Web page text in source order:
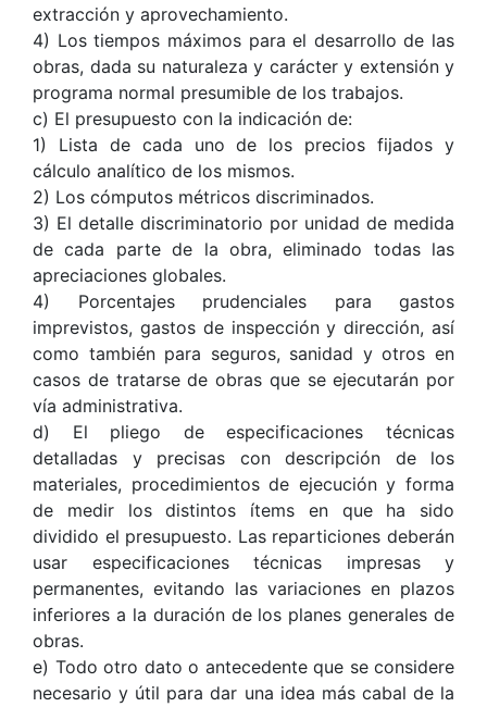
extracción y aprovechamiento.
4) Los tiempos máximos para el desarrollo de las
obras, dada su naturaleza y carácter y extensión y
programa normal presumible de los trabajos.
c) El presupuesto con la indicación de:
1) Lista de cada uno de los precios fijados y
cálculo analítico de los mismos.
2) Los cómputos métricos discriminados.
3) El detalle discriminatorio por unidad de medida
de cada parte de la obra, eliminado todas las
apreciaciones globales.
4) Porcentajes prudenciales para gastos
imprevistos, gastos de inspección y dirección, así
como también para seguros, sanidad y otros en
casos de tratarse de obras que se ejecutarán por
vía administrativa.
d) El pliego de especificaciones técnicas
detalladas y precisas con descripción de los
materiales, procedimientos de ejecución y forma
de medir los distintos ítems en que ha sido
dividido el presupuesto. Las reparticiones deberán
usar especificaciones técnicas impresas y
permanentes, evitando las variaciones en plazos
inferiores a la duración de los planes generales de
obras.
e) Todo otro dato o antecedente que se considere
necesario y útil para dar una idea más cabal de la